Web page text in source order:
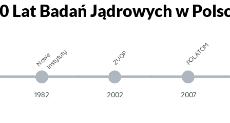
Lat Badań Jądrowych w